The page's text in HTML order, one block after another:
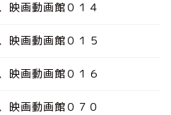
映画動画館０１４
映画動画館０１５
映画動画館０１６
映画動画館０７０